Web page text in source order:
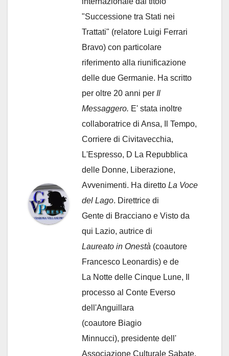
"Successione tra Stati nei
Trattati" (relatore Luigi Ferrari
Bravo) con particolare
riferimento alla riunificazione
delle due Germanie. Ha scritto
per oltre 20 anni per Il
Messaggero. E' stata inoltre
collaboratrice di Ansa, Il Tempo,
Corriere di Civitavecchia,
L'Espresso, D La Repubblica
delle Donne, Liberazione,
Avvenimenti. Ha diretto La Voce
del Lago. Direttrice di
Gente di Bracciano e Visto da
qui Lazio, autrice di
Laureato in Onestà (coautore
Francesco Leonardis) e de
La Notte delle Cinque Lune, Il
processo al Conte Everso
dell'Anguillara
(coautore Biagio
Minnucci), presidente dell'
Associazione Culturale Sabate,